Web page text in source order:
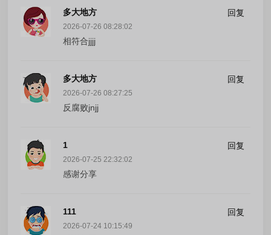
多大地方 回复
2026-07-26 08:28:02
相符合jjjj
多大地方 回复
2026-07-26 08:27:25
反腐败jnjj
1 回复
2026-07-25 22:32:02
感谢分享
111 回复
2026-07-24 10:15:49